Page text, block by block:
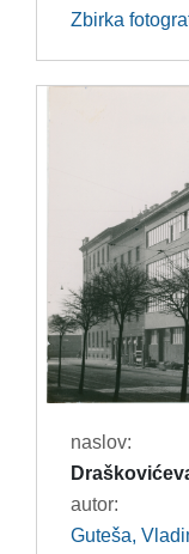
Zbirka
naslov:
autor:
Guteša,